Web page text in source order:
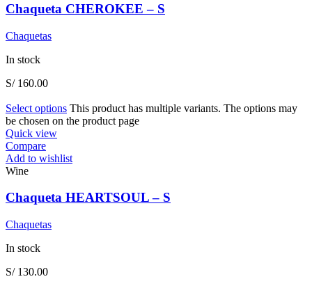
Chaqueta CHEROKEE – S
Chaquetas
In stock
S/160.00
Select options This product has multiple variants. The options may
be chosen on the product page
Quick view
Compare
Add to wishlist
Wine
Chaqueta HEARTSOUL – S
Chaquetas
In stock
S/130.00